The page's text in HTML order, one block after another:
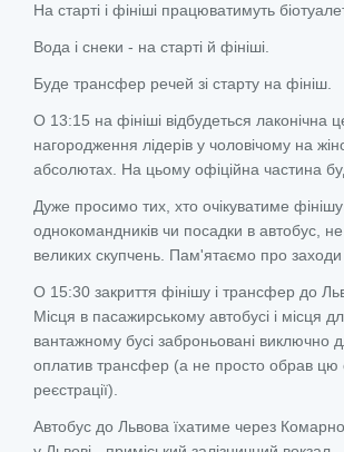
На старті і фініші працюватимуть
Вода і снеки - на старті й фініші.
Буде трансфер речей зі старту на фініш.
О 13:15 на фініші відбудеться лаконічна
нагородження лідерів у чоловічому на
абсолютах. На цьому офіційна частина
Дуже просимо тих, хто очікуватиме фінішу
однокомандників чи посадки в автобус,
великих скупчень. Пам'ятаємо про заходи
О 15:30 закриття фінішу і трансфер до
Місця в пасажирському автобусі і місця
вантажному бусі заброньовані виключно
оплатив трансфер (а не просто обрав цю
реєстрації).
Автобус до Львова їхатиме через